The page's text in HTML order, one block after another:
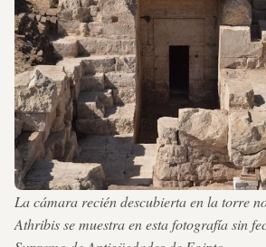
La cámara recién descubierta en la torre
Athribis se muestra en esta fotografía sin